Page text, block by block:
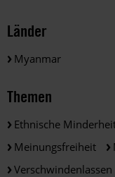
Länder
Myanmar
Themen
Ethnische
Meinungsfreiheit
Verschwindenlassen